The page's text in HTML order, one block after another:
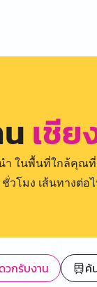
เชีย
ในพื้นที่ใกล้คุณ
ชั่วโมง เส้นทางต่
วกรับงาน ค้